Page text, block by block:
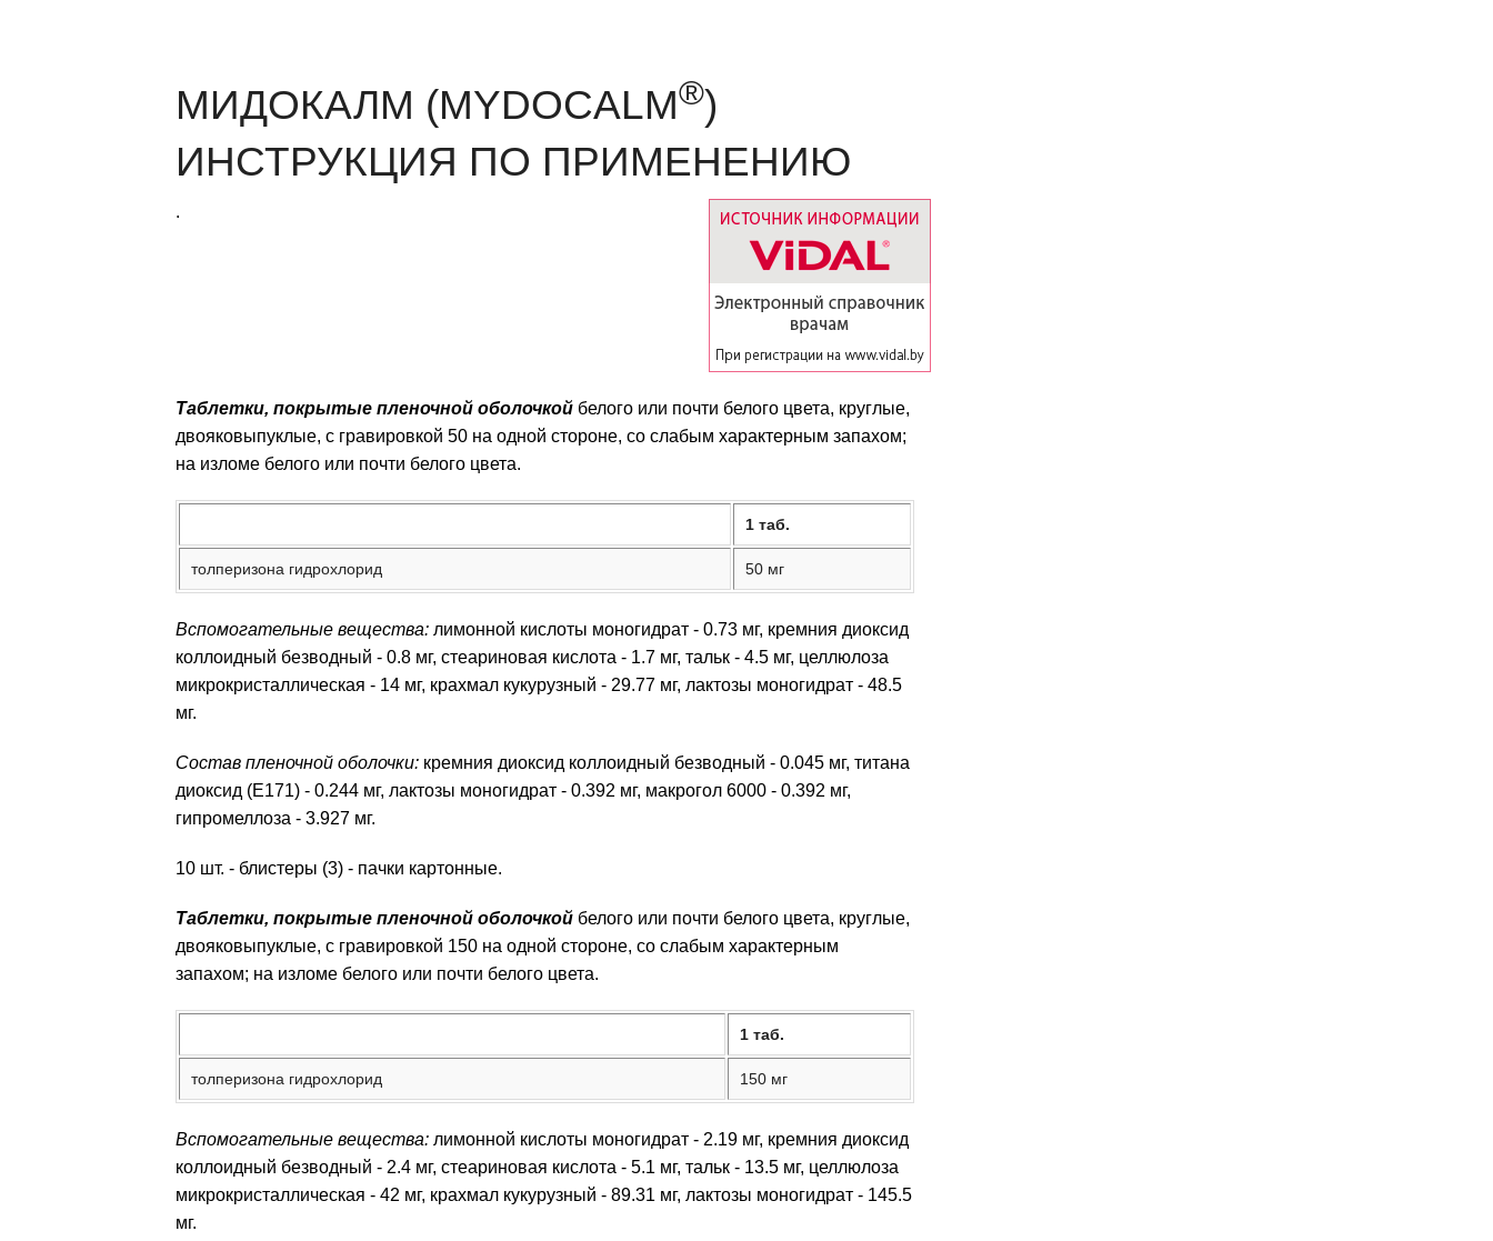
МИДОКАЛМ (MYDOCALM®)
ИНСТРУКЦИЯ ПО ПРИМЕНЕНИЮ
.
Таблетки, покрытые пленочной оболочкой белого или почти белого цвета, круглые,
двояковыпуклые, с гравировкой 50 на одной стороне, со слабым характерным запахом;
на изломе белого или почти белого цвета.
1 таб.
толперизона гидрохлорид 50 мг
Вспомогательные вещества: лимонной кислоты моногидрат - 0.73 мг, кремния диоксид
коллоидный безводный - 0.8 мг, стеариновая кислота - 1.7 мг, тальк - 4.5 мг, целлюлоза
микрокристаллическая - 14 мг, крахмал кукурузный - 29.77 мг, лактозы моногидрат - 48.5
мг.
Состав пленочной оболочки: кремния диоксид коллоидный безводный - 0.045 мг, титана
диоксид (E171) - 0.244 мг, лактозы моногидрат - 0.392 мг, макрогол 6000 - 0.392 мг,
гипромеллоза - 3.927 мг.
10 шт. - блистеры (3) - пачки картонные.
Таблетки, покрытые пленочной оболочкой белого или почти белого цвета, круглые,
двояковыпуклые, с гравировкой 150 на одной стороне, со слабым характерным
запахом; на изломе белого или почти белого цвета.
1 таб.
толперизона гидрохлорид 150 мг
Вспомогательные вещества: лимонной кислоты моногидрат - 2.19 мг, кремния диоксид
коллоидный безводный - 2.4 мг, стеариновая кислота - 5.1 мг, тальк - 13.5 мг, целлюлоза
микрокристаллическая - 42 мг, крахмал кукурузный - 89.31 мг, лактозы моногидрат - 145.5
мг.